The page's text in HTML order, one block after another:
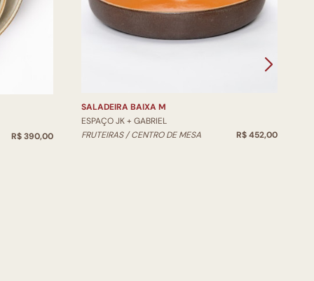
R$ 390,00
SALADEIRA BAIXA M
ESPAÇO JK + GABRIEL
FRUTEIRAS / CENTRO DE MESA
R$ 452,00